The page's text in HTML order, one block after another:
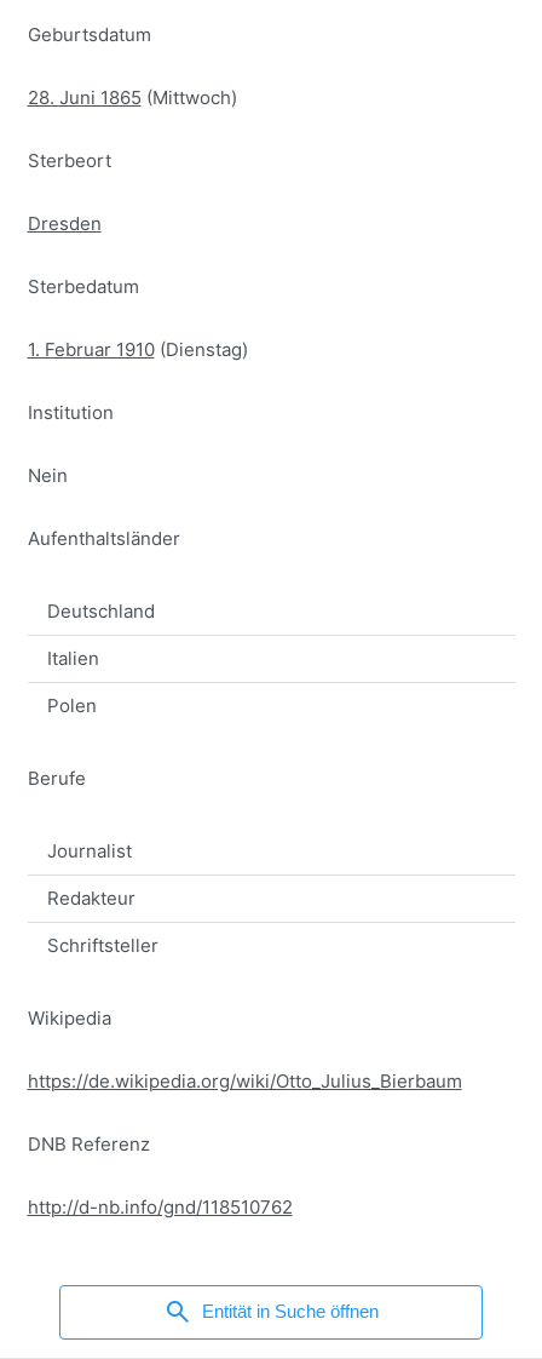
Geburtsdatum
28. Juni 1865 (Mittwoch)
Sterbeort
Dresden
Sterbedatum
1. Februar 1910(Dienstag)
Institution
Nein
Aufenthaltsländer
Deutschland
Italien
Polen
Berufe
Journalist
Redakteur
Schriftsteller
Wikipedia
https://de.wikipedia.org/wiki/Otto_Julius_Bierbaum
DNB Referenz
http://d-nb.info/gnd/118510762
search Entität in Suche öffnen